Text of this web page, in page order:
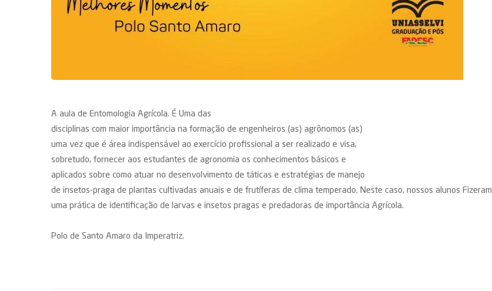
A aula de Entomologia Agrícola. É Uma das
disciplinas com maior importância na formação de engenheiros (as) agrônomos (as)
uma vez que é área indispensável ao exercício profissional a ser realizado e visa,
sobretudo, fornecer aos estudantes de agronomia os conhecimentos básicos e
aplicados sobre como atuar no desenvolvimento de táticas e estratégias de manejo
de insetos-praga de plantas cultivadas anuais e de frutíferas de clima temperado. Neste caso, nossos alunos Fizeram
uma prática de identificação de larvas e insetos pragas e predadoras de importância Agrícola.
Polo de Santo Amaro da Imperatriz.